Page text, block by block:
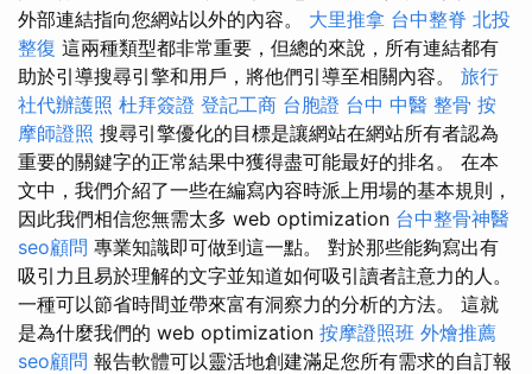
外部連結指向您網站以外的內容。 大里推拿 台中整脊 北投
整復 這兩種類型都非常重要，但總的來說，所有連結都有
助於引導搜尋引擎和用戶，將他們引導至相關內容。 旅行
社代辦護照 杜拜簽證 登記工商 台胞證 台中 中醫 整骨 按
摩師證照 搜尋引擎優化的目標是讓網站在網站所有者認為
重要的關鍵字的正常結果中獲得盡可能最好的排名。 在本
文中，我們介紹了一些在編寫內容時派上用場的基本規則，
因此我們相信您無需太多 web optimization 台中整骨神醫
seo顧問 專業知識即可做到這一點。 對於那些能夠寫出有
吸引力且易於理解的文字並知道如何吸引讀者註意力的人。
一種可以節省時間並帶來富有洞察力的分析的方法。 這就
是為什麼我們的 web optimization 按摩證照班 外燴推薦
seo顧問 報告軟體可以靈活地創建滿足您所有需求的自訂報